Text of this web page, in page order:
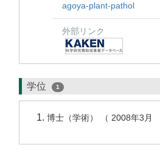
agoya-plant-pathol
外部リンク
学位 1
博士（学術） （ 2008年3月